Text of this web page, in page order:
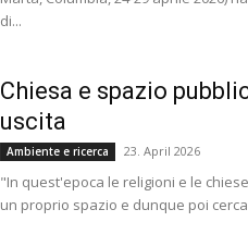
di...
Chiesa e spazio
uscita
Ambiente e ricerca 23. April 2026
"In quest'epoca le religioni e le
un proprio spazio e dunque poi